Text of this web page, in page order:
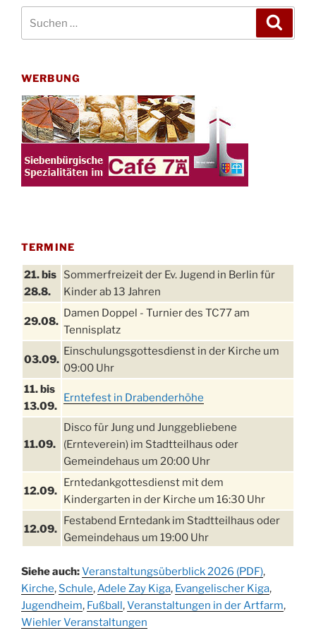
nach:
WERBUNG
TERMINE
21. bis
28.8.
Sommerfreizeit der Ev. Jugend in Berlin für
Kinder ab 13 Jahren
29.08.
Damen Doppel - Turnier des TC77 am
Tennisplatz
03.09.
Einschulungsgottesdienst in der Kirche um
09:00 Uhr
11. bis
13.09.
Erntefest in Drabenderhöhe
11.09.
Disco für Jung und Junggebliebene
(Ernteverein) im Stadtteilhaus oder
Gemeindehaus um 20:00 Uhr
12.09.
Erntedankgottesdienst mit dem
Kindergarten in der Kirche um 16:30 Uhr
12.09.
Festabend Erntedank im Stadtteilhaus oder
Gemeindehaus um 19:00 Uhr
13.09.
Stadtteilhaus um 14:00 Uhr
19.09.
Schlagerabend im Stadtteilhaus
Drabenderhöhe
Siehe auch:Veranstaltungsüberblick 2026 (PDF),
Kirche, Schule,Adele Zay Kiga, Evangelischer Kiga,
Jugendheim, Fußball,Veranstaltungen in der Artfarm,
Wiehler Veranstaltungen